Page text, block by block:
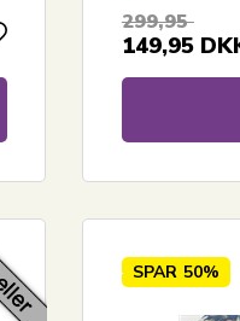
299,95
149,95
SPAR 50%